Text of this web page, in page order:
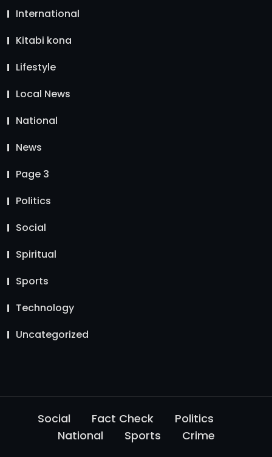
International
Kitabi kona
Lifestyle
Local News
National
News
Page 3
Politics
Social
Spiritual
Sports
Technology
Uncategorized
Social Fact Check
Politics
National
Sports Crime